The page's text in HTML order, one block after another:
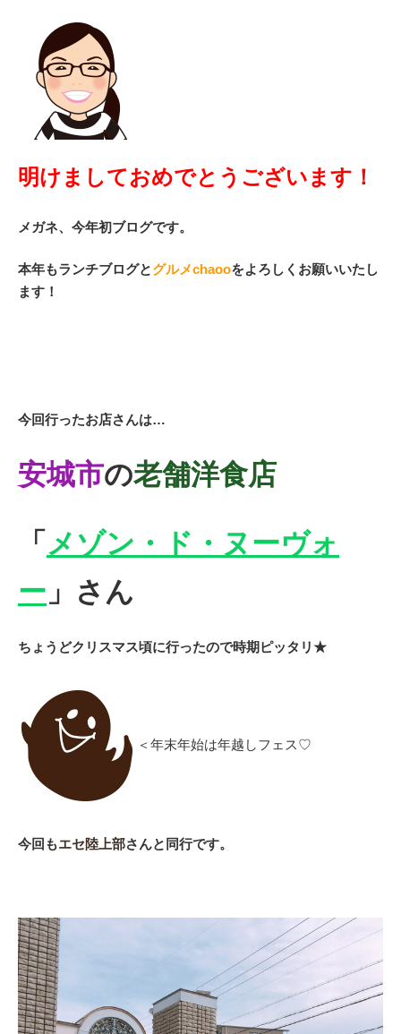
明けましておめでとうございます！
メガネ、今年初ブログです。
本年もランチブログとグルメchaooをよろしくお願いいたし
ます！
今回行ったお店さんは…
安城市の老舗洋食店
「 メゾン・ド・ヌーヴォ
ー 」 さん
ちょうどクリスマス頃に行ったので時期ピッタリ★
＜年末年始は年越しフェス♡
今回もエセ陸上部さんと同行です。